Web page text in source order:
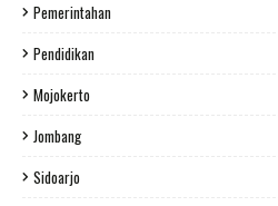
Pemerintahan
Pendidikan
Mojokerto
Jombang
Sidoarjo